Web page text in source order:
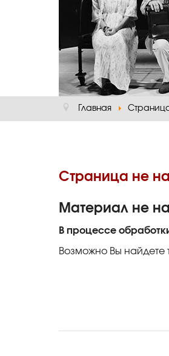
Главная
Страница не
Материал не
В процессе
Возможно Вы найдете